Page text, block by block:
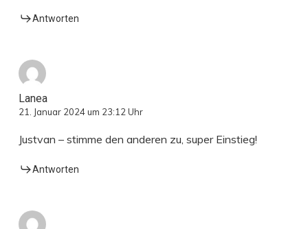
Antworten
Lanea
21. Januar 2024 um 23:12 Uhr
Justvan – stimme den anderen zu, super Einstieg!
Antworten